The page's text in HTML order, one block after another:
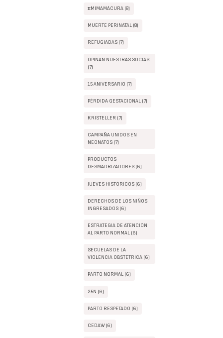
#MIMAMÁCURA (8)
MUERTE PERINATAL (8)
REFUGIADAS (7)
OPINAN NUESTRAS SOCIAS
(7)
15 ANIVERSARIO (7)
PÉRDIDA GESTACIONAL (7)
KRISTELLER (7)
CAMPAÑA UNIDOS EN
NEONATOS (7)
PRODUCTOS
DESMADRIZADORES (6)
JUEVES HISTÓRICOS (6)
DERECHOS DE LOS NIÑOS
INGRESADOS (6)
ESTRATEGIA DE ATENCIÓN
AL PARTO NORMAL (6)
SECUELAS DE LA
VIOLENCIA OBSTÉTRICA (6)
PARTO NORMAL (6)
25N (6)
PARTO RESPETADO (6)
CEDAW (6)